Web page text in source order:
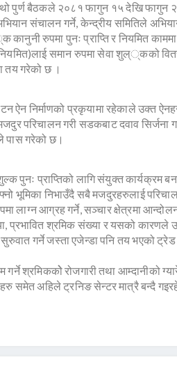
पुर्ण बैठकले २०८१ फागुन १५ देखि फागुन
संचालन गर्ने, केन्द्रीय समितिले
रुपमा पुनः प्राप्ति र नियमित
समान रुपमा सेवा शुल््कको
तय गरेको छ ।
ऐन निर्माणको प्रकृयामा रहेकाले उक्त
परिचालन गरी सडकबाट दवाव सिर्जना
पास गरेको छ।
प्राप्तिको लागि संयुक्त कार्यक्रम
भूमिका निभाउँदै सबै मजदुरहरुलाई
लाग्न आग्रह गर्ने, सञ्चार क्षेत्रमा
प्रभावित श्रमिक संख्या र यसको कारणले
गर्ने जस्ता एजेन्डा पनि तय भएको
गर्ने श्रमिककोे रोजगारी तथा आम्दानीको
समेत अहिले ट्रनिङ सेन्टर मात्रै बन्दै